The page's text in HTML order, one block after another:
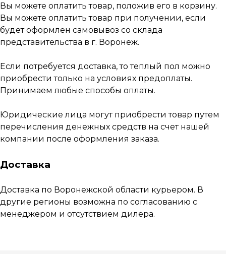
Вы можете оплатить товар, положив его в корзину.
Вы можете оплатить товар при получении, если
будет оформлен самовывоз со склада
представительства в г. Воронеж.
Если потребуется доставка, то теплый пол можно
приобрести только на условиях предоплаты.
Принимаем любые способы оплаты.
Юридические лица могут приобрести товар путем
перечисления денежных средств на счет нашей
компании после оформления заказа.
Доставка
Доставка по Воронежской области курьером. В
другие регионы возможна по согласованию с
менеджером и отсутствием дилера.
Каталог
Пленочные теплые полы
Кабельные теплые полы
Системы антиобледенения
Терморегуляторы
Информация Контакты